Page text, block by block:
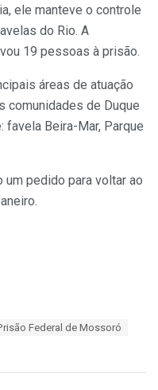
ele manteve o controle
do Rio. A
19 pessoas à prisão.
áreas de atuação
comunidades de Duque
favela Beira-Mar, Parque
um pedido para voltar ao
Federal de Mossoró